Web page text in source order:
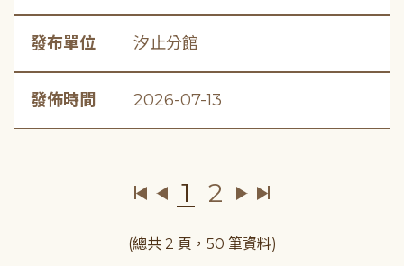
發布單位 汐止分館
發佈時間 2026-07-13
1 2
(總共 2 頁，50 筆資料)